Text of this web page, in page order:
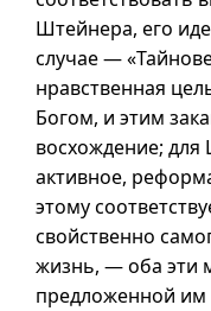
Штейнера, его
случае —
нравственная
Богом, и этим
восхождение;
активное,
этому
свойственно
жизнь, — оба эти
предложенной им